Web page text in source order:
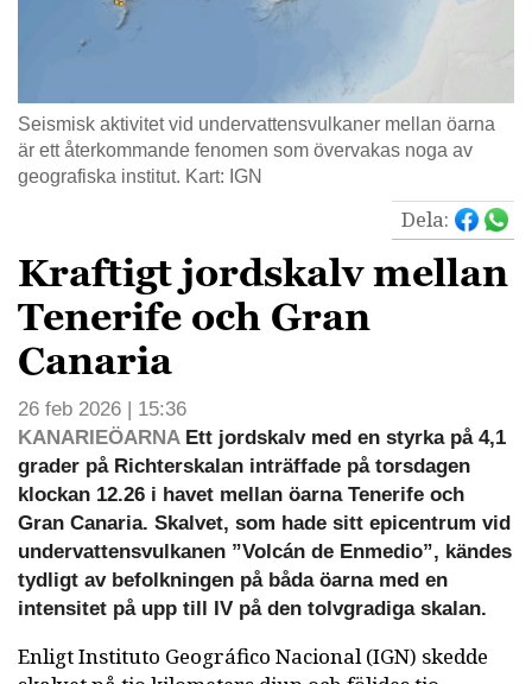
Seismisk aktivitet vid undervattensvulkaner mellan öarna
är ett återkommande fenomen som övervakas noga av
geografiska institut. Kart: IGN
Dela:
Kraftigt jordskalv mellan
Tenerife och Gran
Canaria
26 feb 2026 | 15:36
KANARIEÖARNAEtt jordskalv med en styrka på 4,1
grader på Richterskalan inträffade på torsdagen
klockan 12.26 i havet mellan öarna Tenerife och
Gran Canaria. Skalvet, som hade sitt epicentrum vid
undervattensvulkanen ”Volcán de Enmedio”, kändes
tydligt av befolkningen på båda öarna med en
intensitet på upp till IV på den tolvgradiga skalan.
Enligt Instituto Geográfico Nacional (IGN) skedde